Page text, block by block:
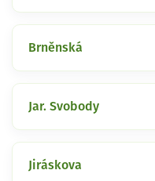
Brněnská
Jar. Svobody
Jiráskova